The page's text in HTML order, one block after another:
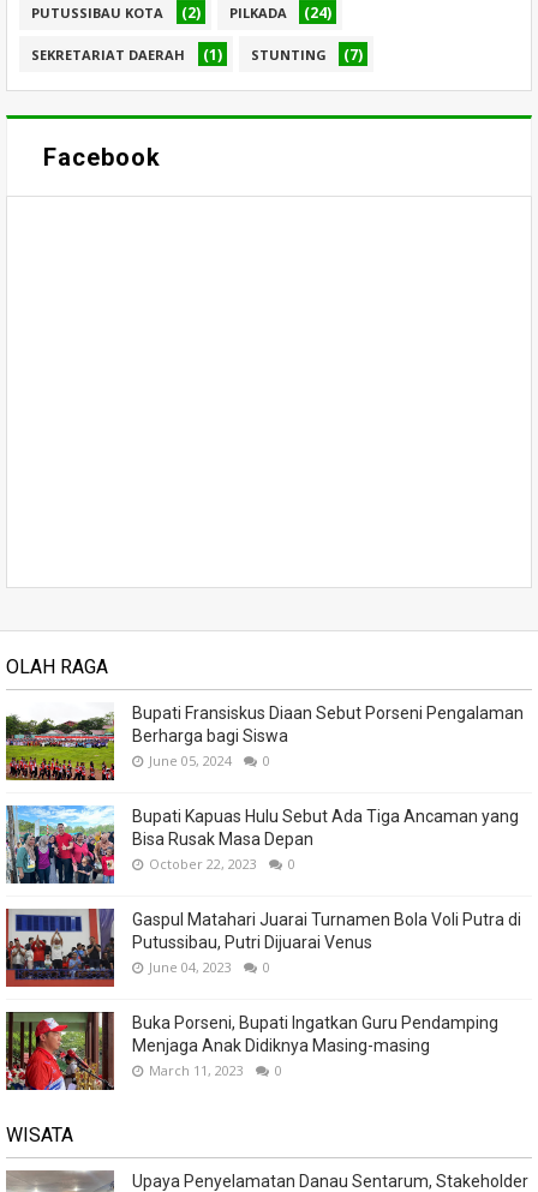
PUTUSSIBAU KOTA (2) PILKADA (24)
SEKRETARIAT DAERAH (1) STUNTING (7)
Facebook
OLAH RAGA
Bupati Fransiskus Diaan Sebut Porseni Pengalaman
Berharga bagi Siswa
June 05, 2024 0
Bupati Kapuas Hulu Sebut Ada Tiga Ancaman yang
Bisa Rusak Masa Depan
October 22, 2023 0
Gaspul Matahari Juarai Turnamen Bola Voli Putra di
Putussibau, Putri Dijuarai Venus
June 04, 2023 0
Buka Porseni, Bupati Ingatkan Guru Pendamping
Menjaga Anak Didiknya Masing-masing
March 11, 2023 0
WISATA
Upaya Penyelamatan Danau Sentarum, Stakeholder